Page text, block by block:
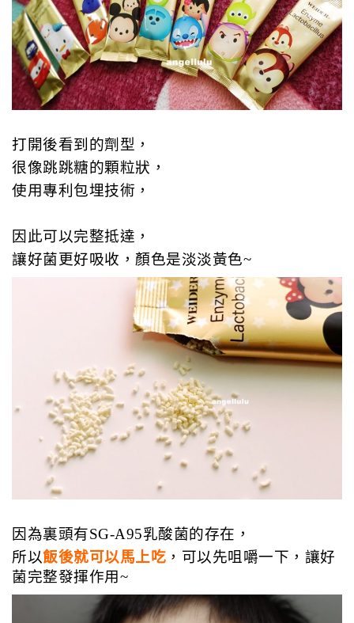
打開後看到的劑型，
很像跳跳糖的顆粒狀，
使用專利包埋技術，
因此可以完整抵達，
讓好菌更好吸收，顏色是淡淡黃色~
因為裏頭有SG-A95乳酸菌的存在，
所以飯後就可以馬上吃 ，可以先咀嚼一下，讓好
菌完整發揮作用~